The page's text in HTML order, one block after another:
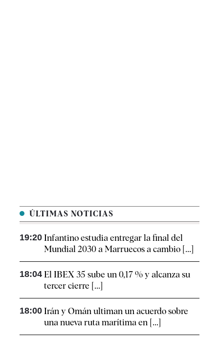
ÚLTIMAS NOTICIAS
19:20 Infantino estudia entregar la final del
Mundial 2030 a Marruecos a cambio [...]
18:04 El IBEX 35 sube un 0,17 % y alcanza su
tercer cierre [...]
18:00 Irán y Omán ultiman un acuerdo sobre
una nueva ruta marítima en [...]